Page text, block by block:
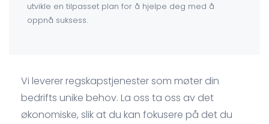
utvikle en tilpasset plan for å hjelpe deg med å
oppnå suksess.
Vi leverer regskapstjenester som møter din
bedrifts unike behov. La oss ta oss av det
økonomiske, slik at du kan fokusere på det du